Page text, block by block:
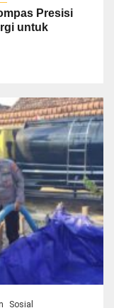
Presisi
untuk
Sosial